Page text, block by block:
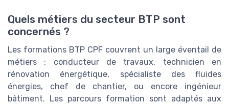
Quels métiers du secteur BTP sont
concernés ?
Les formations BTP CPF couvrent un large éventail de
métiers : conducteur de travaux, technicien en
rénovation énergétique, spécialiste des fluides
énergies, chef de chantier, ou encore ingénieur
bâtiment. Les parcours formation sont adaptés aux